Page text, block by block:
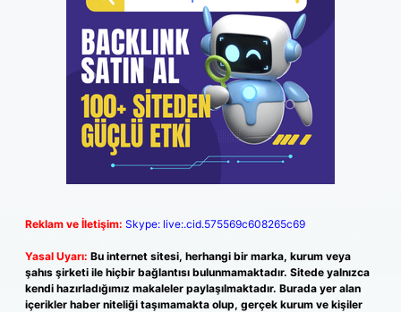
Reklam ve İletişim: Skype: live:.cid.575569c608265c69
Yasal Uyarı: Bu internet sitesi, herhangi bir marka, kurum veya
şahıs şirketi ile hiçbir bağlantısı bulunmamaktadır. Sitede yalnızca
kendi hazırladığımız makaleler paylaşılmaktadır. Burada yer alan
içerikler haber niteliği taşımamakta olup, gerçek kurum ve kişiler